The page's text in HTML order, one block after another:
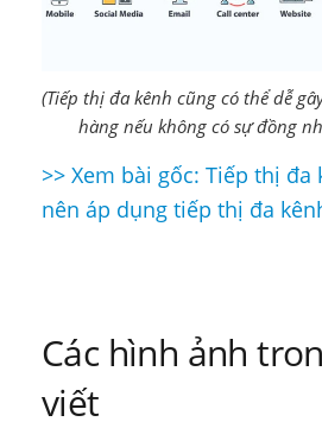
(Tiếp thị đa kênh cũng có thể dễ
hàng nếu không có sự đồng
Điều
hướng
viết
>> Xem bài gốc: Tiếp thị đa
nên áp dụng tiếp thị đa
Các hình ảnh
viết